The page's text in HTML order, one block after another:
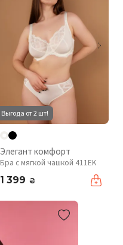
Выгода от 2 шт!
Элегант комфорт
Бра с мягкой чашкой 411EK
1 399 ₴